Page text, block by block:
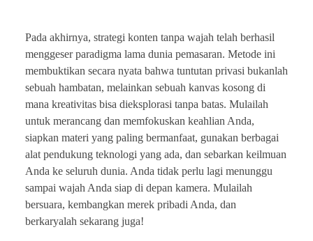
Pada akhirnya, strategi konten tanpa wajah telah berhasil
menggeser paradigma lama dunia pemasaran. Metode ini
membuktikan secara nyata bahwa tuntutan privasi bukanlah
sebuah hambatan, melainkan sebuah kanvas kosong di
mana kreativitas bisa dieksplorasi tanpa batas. Mulailah
untuk merancang dan memfokuskan keahlian Anda,
siapkan materi yang paling bermanfaat, gunakan berbagai
alat pendukung teknologi yang ada, dan sebarkan keilmuan
Anda ke seluruh dunia. Anda tidak perlu lagi menunggu
sampai wajah Anda siap di depan kamera. Mulailah
bersuara, kembangkan merek pribadi Anda, dan
berkaryalah sekarang juga!